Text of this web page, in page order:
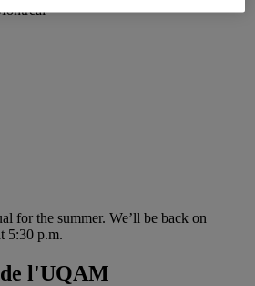
for the summer. We’ll be back on
5:30 p.m.
l'UQAM